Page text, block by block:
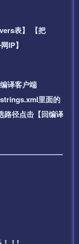
表】 【把
IP】
译客户端
里面的
路径点击【回编译